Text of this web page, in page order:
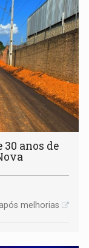
30 anos de
melhorias